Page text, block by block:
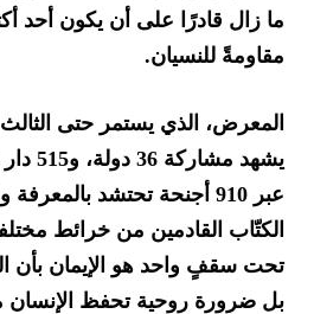
ما زال قادرًا على أن يكون أحد
مقاومةً للنسيان.
المعرض، الذي يستمر حتى
يشهد
عبر 910 أجنحة تحتشد
الكتّاب القادمين من خرائط
تحت سقفٍ واحد هو الإيمان بأن
بل ضرورة روحية تحفظ الإنسان